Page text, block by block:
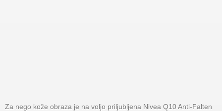
Za nego kože obraza je na voljo priljubljena Nivea Q10 Anti-Falten